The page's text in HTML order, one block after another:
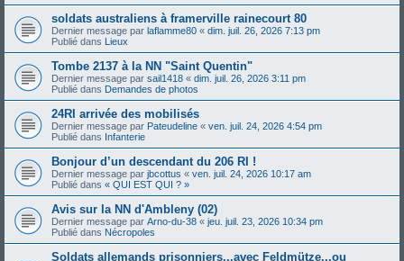
soldats australiens à framerville rainecourt 80
Dernier message par laflamme80 « dim. juil. 26, 2026 7:13 pm
Publié dans Lieux
Tombe 2137 à la NN "Saint Quentin"
Dernier message par sail1418 « dim. juil. 26, 2026 3:11 pm
Publié dans Demandes de photos
24RI arrivée des mobilisés
Dernier message par Pateudeline « ven. juil. 24, 2026 4:54 pm
Publié dans Infanterie
Bonjour d’un descendant du 206 RI !
Dernier message par jbcottus « ven. juil. 24, 2026 10:17 am
Publié dans « QUI EST QUI ? »
Avis sur la NN d'Ambleny (02)
Dernier message par Arno-du-38 « jeu. juil. 23, 2026 10:34 pm
Publié dans Nécropoles
Soldats allemands prisonniers...avec Feldmütze...ou